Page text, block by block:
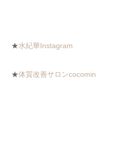
★水紀華Instagram
★体質改善サロンcocomin